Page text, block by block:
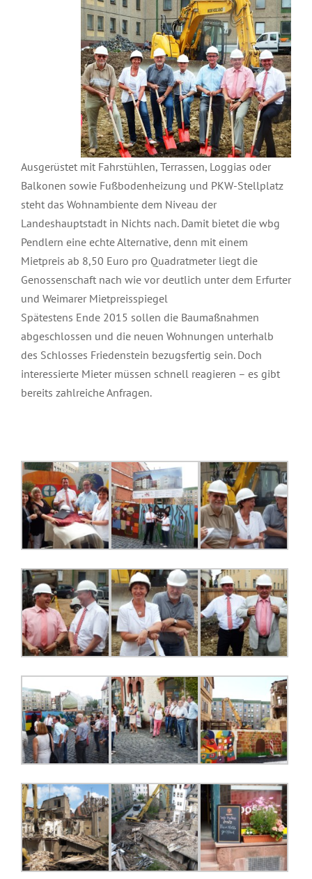
Ausgerüstet mit Fahrstühlen, Terrassen, Loggias oder
Balkonen sowie Fußbodenheizung und PKW-Stellplatz
steht das Wohnambiente dem Niveau der
Landeshauptstadt in Nichts nach. Damit bietet die wbg
Pendlern eine echte Alternative, denn mit einem
Mietpreis ab 8,50 Euro pro Quadratmeter liegt die
Genossenschaft nach wie vor deutlich unter dem Erfurter
und Weimarer Mietpreisspiegel
Spätestens Ende 2015 sollen die Baumaßnahmen
abgeschlossen und die neuen Wohnungen unterhalb
des Schlosses Friedenstein bezugsfertig sein. Doch
interessierte Mieter müssen schnell reagieren – es gibt
bereits zahlreiche Anfragen.